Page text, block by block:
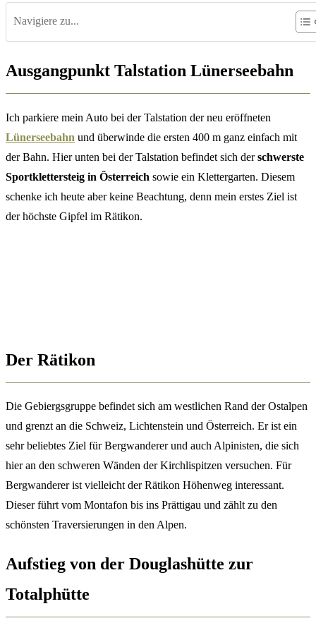
Navigiere zu...
Ausgangpunkt Talstation Lünerseebahn
Ich parkiere mein Auto bei der Talstation der neu eröffneten
Lünerseebahn und überwinde die ersten 400 m ganz einfach mit
der Bahn. Hier unten bei der Talstation befindet sich derschwerste
Sportklettersteig in Österreich sowie ein Klettergarten. Diesem
schenke ich heute aber keine Beachtung, denn mein erstes Ziel ist
der höchste Gipfel im Rätikon.
Der Rätikon
Die Gebiergsgruppe befindet sich am westlichen Rand der Ostalpen
und grenzt an die Schweiz, Lichtenstein und Österreich. Er ist ein
sehr beliebtes Ziel für Bergwanderer und auch Alpinisten, die sich
hier an den schweren Wänden der Kirchlispitzen versuchen. Für
Bergwanderer ist vielleicht der Rätikon Höhenweg interessant.
Dieser führt vom Montafon bis ins Prättigau und zählt zu den
schönsten Traversierungen in den Alpen.
Aufstieg von der Douglashütte zur
Totalphütte